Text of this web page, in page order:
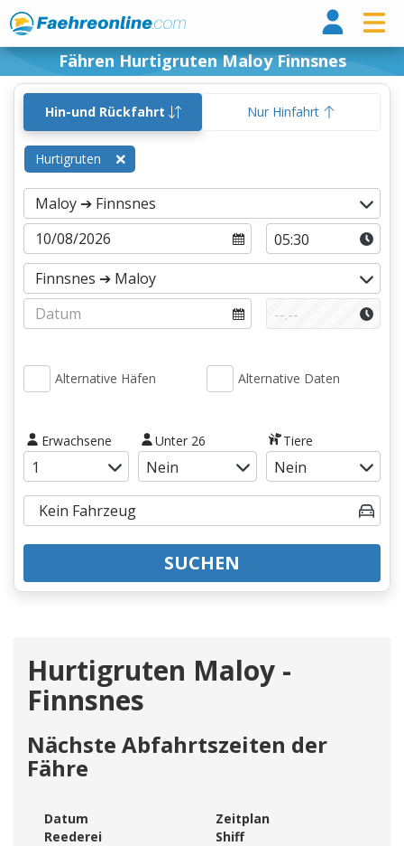
Fähren Hurtigruten Maloy Finnsnes
Hin-und Rückfahrt Nur Hinfahrt
Hurtigruten
Alternative Häfen Alternative Daten
Erwachsene Unter 26 Tiere
SUCHEN
Hurtigruten Maloy -
Finnsnes
Nächste Abfahrtszeiten der
Fähre
Datum
Zeitplan
Reederei
Shiff